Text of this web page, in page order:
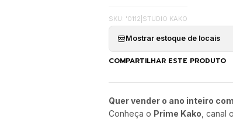
SKU: '0112 STUDIO KAKO
Mostrar estoque de locais
COMPARTILHAR ESTE PRODUTO
Quer vender o ano inteiro
Conheça o Prime Kako ,